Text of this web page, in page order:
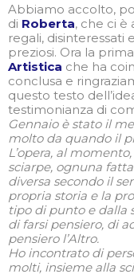
Abbiamo accolto,
di Roberta, che ci è
regali, disinteressati
preziosi. Ora la
Artistica che ha
conclusa e
questo testo
testimonianza di
Gennaio è stato il
molto da quando il
L’opera, al
sciarpe, ognuna
diversa secondo il
propria storia e la
tipo di punto e dalla
di farsi pensiero, di
pensiero l’Altro.
Ho incontrato di
molti, insieme alla